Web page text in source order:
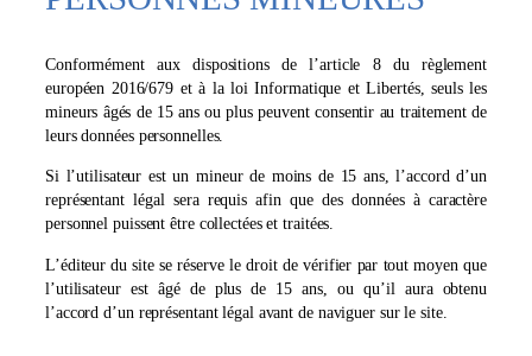
Conformément aux dispositions de l’article 8 du règlement
européen 2016/679 et à la loi Informatique et Libertés, seuls les
mineurs âgés de 15 ans ou plus peuvent consentir au traitement de
leurs données personnelles.
Si l’utilisateur est un mineur de moins de 15 ans, l’accord d’un
représentant légal sera requis afin que des données à caractère
personnel puissent être collectées et traitées.
L’éditeur du site se réserve le droit de vérifier par tout moyen que
l’utilisateur est âgé de plus de 15 ans, ou qu’il aura obtenu
l’accord d’un représentant légal avant de naviguer sur le site.